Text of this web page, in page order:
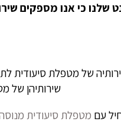
שלנו כי אנו מספקים
של מטפלת סיעודית
שירותיהן של
עם מטפלת סיעודית